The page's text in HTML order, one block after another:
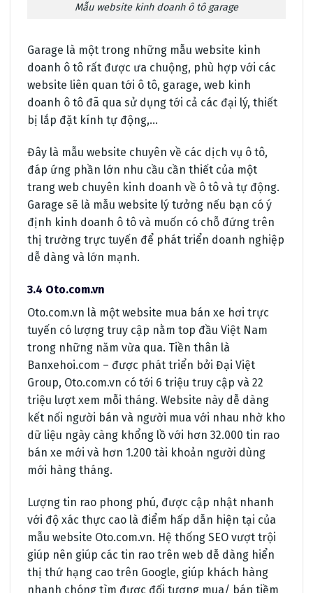
Mẫu website kinh doanh ô tô garage
Garage là một trong những mẫu website kinh
doanh ô tô rất được ưa chuộng, phù hợp với các
website liên quan tới ô tô, garage, web kinh
doanh ô tô đã qua sử dụng tới cả các đại lý, thiết
bị lắp đặt kính tự động,…
Đây là mẫu website chuyên về các dịch vụ ô tô,
đáp ứng phần lớn nhu cầu cần thiết của một
trang web chuyên kinh doanh về ô tô và tự động.
Garage sẽ là mẫu website lý tưởng nếu bạn có ý
định kinh doanh ô tô và muốn có chỗ đứng trên
thị trường trực tuyến để phát triển doanh nghiệp
dễ dàng và lớn mạnh.
3.4 Oto.com.vn
Oto.com.vn là một website mua bán xe hơi trực
tuyến có lượng truy cập nằm top đầu Việt Nam
trong những năm vừa qua. Tiền thân là
Banxehoi.com – được phát triển bởi Đại Việt
Group, Oto.com.vn có tới 6 triệu truy cập và 22
triệu lượt xem mỗi tháng. Website này dễ dàng
kết nối người bán và người mua với nhau nhờ kho
dữ liệu ngày càng khổng lồ với hơn 32.000 tin rao
bán xe mới và hơn 1.200 tài khoản người dùng
mới hàng tháng.
Lượng tin rao phong phú, được cập nhật nhanh
với độ xác thực cao là điểm hấp dẫn hiện tại của
mẫu website Oto.com.vn. Hệ thống SEO vượt trội
giúp nên giúp các tin rao trên web dễ dàng hiển
thị thứ hạng cao trên Google, giúp khách hàng
nhanh chóng tìm được đối tượng mua/ bán tiềm